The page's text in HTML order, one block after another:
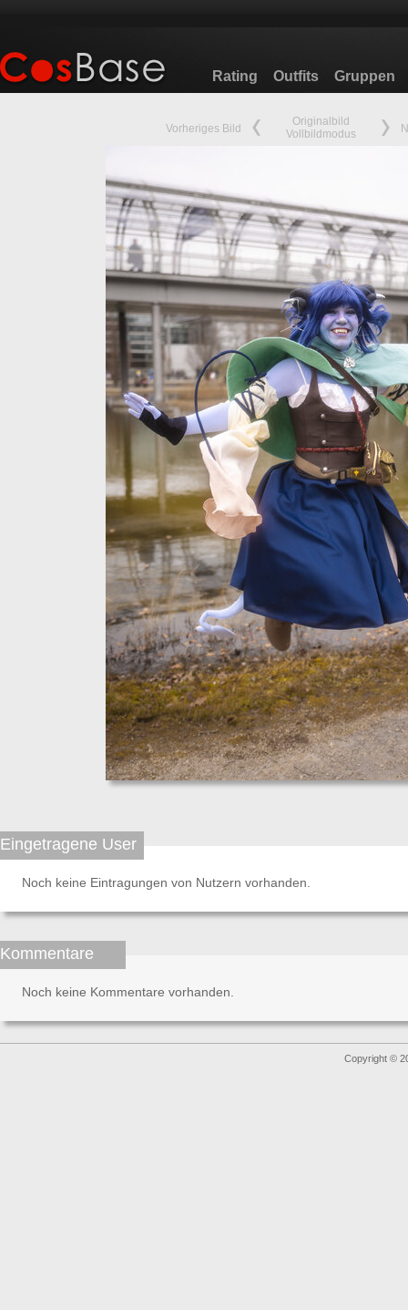
Rating Outfits Gruppen
Vorheriges Bild
Originalbild
Vollbildmodus
Eingetragene User
Noch keine Eintragungen von Nutzern vorhanden.
Kommentare
Noch keine Kommentare vorhanden.
Copyright ©